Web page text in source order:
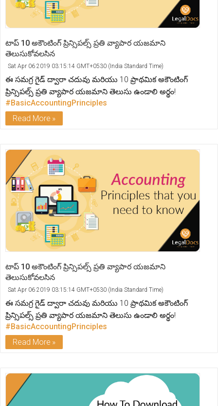
టాప్ 10 అకౌంటింగ్ ప్రిన్సిపల్స్ ప్రతి వ్యాపార యజమాని
తెలుసుకోవలసిన
Sat Apr 06 2019 03:15:14 GMT+0530 (India Standard Time)
ఈ సమగ్ర గైడ్ ద్వారా చదువు మరియు 10 ప్రాథమిక అకౌంటింగ్
ప్రిన్సిపల్స్ ప్రతి వ్యాపార యజమాని తెలుసు ఉండాలి అర్థం!
#BasicAccountingPrinciples
Read More
టాప్ 10 అకౌంటింగ్ ప్రిన్సిపల్స్ ప్రతి వ్యాపార యజమాని
తెలుసుకోవలసిన
Sat Apr 06 2019 03:15:14 GMT+0530 (India Standard Time)
ఈ సమగ్ర గైడ్ ద్వారా చదువు మరియు 10 ప్రాథమిక అకౌంటింగ్
ప్రిన్సిపల్స్ ప్రతి వ్యాపార యజమాని తెలుసు ఉండాలి అర్థం!
#BasicAccountingPrinciples
Read More